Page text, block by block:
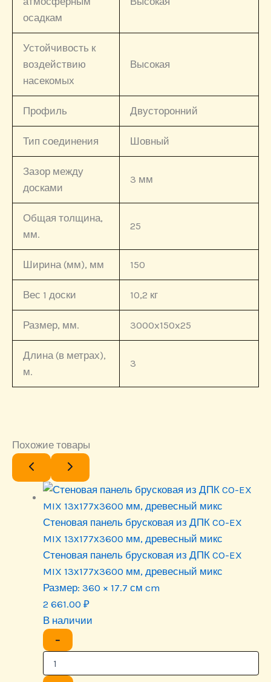
осадкам
Устойчивость к
воздействию
насекомых
Высокая
Профиль Двусторонний
Тип соединения Шовный
Зазор между
досками
3 мм
Общая толщина,
мм.
25
Ширина (мм), мм 150
Вес 1 доски 10,2 кг
Размер, мм. 3000x150x25
Длина (в метрах),
м.
3
Похожие товары
Стеновая панель брусковая из ДПК CO-EX
MIX 13х177х3600 мм, древесный микс
Стеновая панель брусковая из ДПК CO-EX
MIX 13х177х3600 мм, древесный микс
Размер: 360 × 17.7 см cm
2 661.00 ₽
В наличии
−